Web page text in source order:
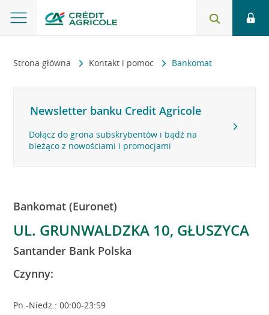
Strona główna Kontakt i pomoc Bankomat
Newsletter banku Credit Agricole
Dołącz do grona subskrybentów i bądź na
bieżąco z nowościami i promocjami
Bankomat (Euronet)
UL. GRUNWALDZKA 10, GŁUSZYCA
Santander Bank Polska
Czynny:
Pn.-Niedz.: 00:00-23:59